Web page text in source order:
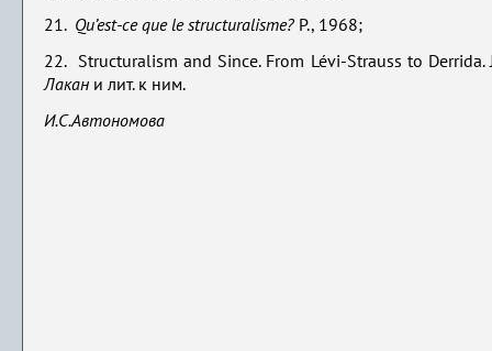
21. Qu’est-ce que le structuralisme? P., 1968;
22. Structuralism and Since. From Lévi-Strauss to Derrida.
Лакан и лит. к ним.
И.С.Автономова